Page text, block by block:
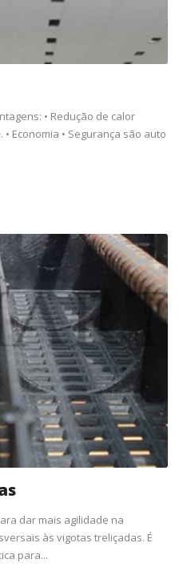
• Redução de calor
Economia • Segurança são auto
dar mais agilidade na
às vigotas treliçadas. É
para...